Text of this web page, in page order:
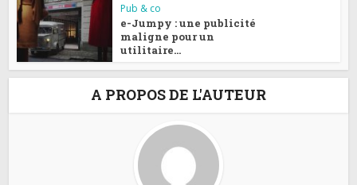
Pub & co
e-Jumpy : une publicité
maligne pour un
utilitaire...
A PROPOS DE L'AUTEUR